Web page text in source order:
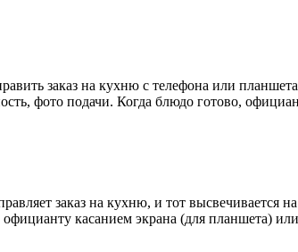
заказ на кухню с телефона или
фото подачи. Когда блюдо готово,
заказ на кухню, и тот высвечивается
касанием экрана (для планшета)